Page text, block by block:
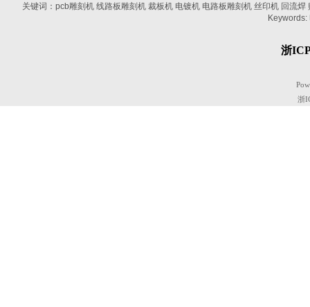
关键词：pcb雕刻机 线路板雕刻机 裁板机 电镀机 电路板雕刻机 丝印机 回流
Keywords:
浙
浙